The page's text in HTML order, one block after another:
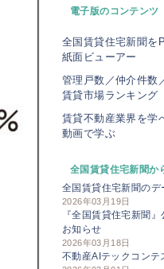
電子版のコンテンツ
全国賃貸住宅新聞を
紙面ビューアー
管理戸数／仲介件数
賃貸市場ランキング
賃貸不動産業界を学
動画で学ぶ
全国賃貸住宅新聞か
全国賃貸住宅新聞の
2026年03月19日
『全国賃貸住宅新聞
お知らせ
2026年03月18日
不動産AIテックコンテ